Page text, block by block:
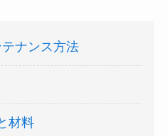
ナンス方法
材料